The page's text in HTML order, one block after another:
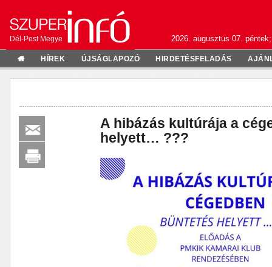
Dél-Pest Megye 2026. augusztus 07.
HÍREK ÚJSÁGLAPOZÓ HIRDETÉSFELADÁS
A hibázás kultúrája a
helyett… ???